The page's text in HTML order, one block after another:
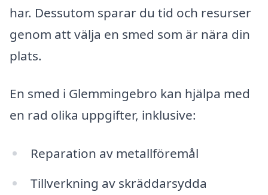
har. Dessutom sparar du tid och resurser
genom att välja en smed som är nära din
plats.
En smed i Glemmingebro kan hjälpa med
en rad olika uppgifter, inklusive:
Reparation av metallföremål
Tillverkning av skräddarsydda